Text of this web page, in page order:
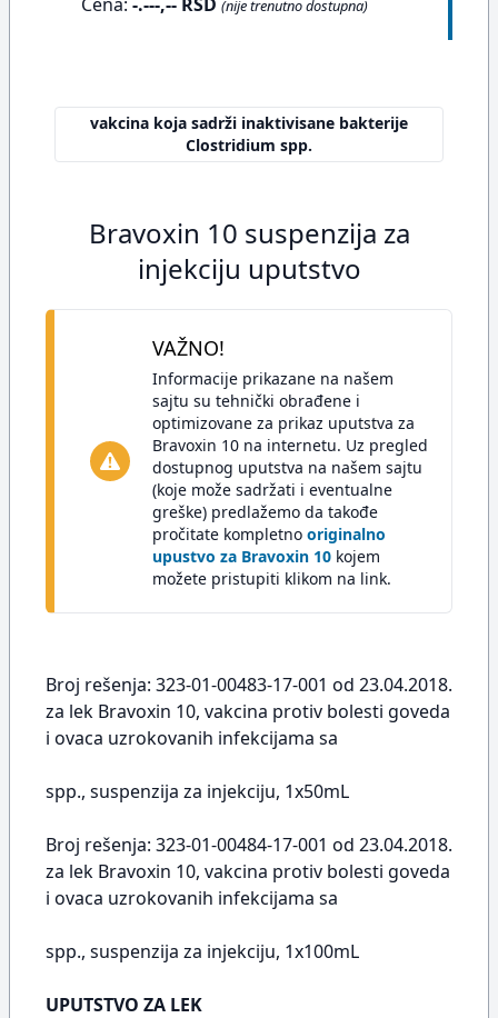
(nije trenutno dostupna)
vakcina koja sadrži inaktivisane bakterije
Clostridium spp.
Bravoxin 10 suspenzija za
injekciju uputstvo
VAŽNO!
Informacije prikazane na našem
sajtu su tehnički obrađene i
optimizovane za prikaz uputstva za
Bravoxin 10 na internetu. Uz pregled
dostupnog uputstva na našem sajtu
(koje može sadržati i eventualne
greške) predlažemo da takođe
pročitate kompletno originalno
upustvo za Bravoxin 10 kojem
možete pristupiti klikom na link.
Broj rešenja: 323-01-00483-17-001 od 23.04.2018.
za lek Bravoxin 10, vakcina protiv bolesti goveda
i ovaca uzrokovanih infekcijama sa
spp., suspenzija za injekciju, 1x50mL
Broj rešenja: 323-01-00484-17-001 od 23.04.2018.
za lek Bravoxin 10, vakcina protiv bolesti goveda
i ovaca uzrokovanih infekcijama sa
spp., suspenzija za injekciju, 1x100mL
UPUTSTVO ZA LEK